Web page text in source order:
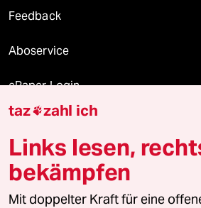
Feedback
Aboservice
ePaper Login
Downloads für Abonnierende
© 2026 taz Verlags und Vertriebs
Alle Rechte vorbehalten. Bei rechtlichen
taz zahl ich
Links lesen,
bekämpfen
Mit doppelter Kraft für eine